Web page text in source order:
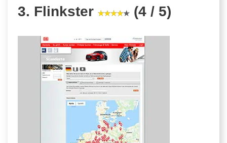
3. Flinkster (4 / 5)